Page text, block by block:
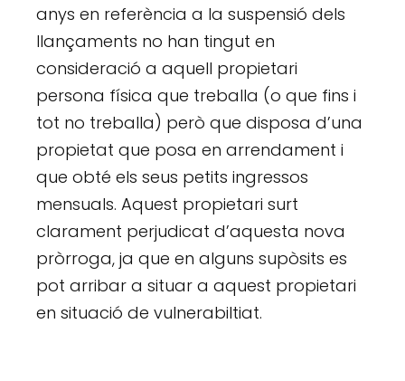
anys en referència a la suspensió dels
llançaments no han tingut en
consideració a aquell propietari
persona física que treballa (o que fins i
tot no treballa) però que disposa d’una
propietat que posa en arrendament i
que obté els seus petits ingressos
mensuals. Aquest propietari surt
clarament perjudicat d’aquesta nova
pròrroga, ja que en alguns supòsits es
pot arribar a situar a aquest propietari
en situació de vulnerabiltiat.